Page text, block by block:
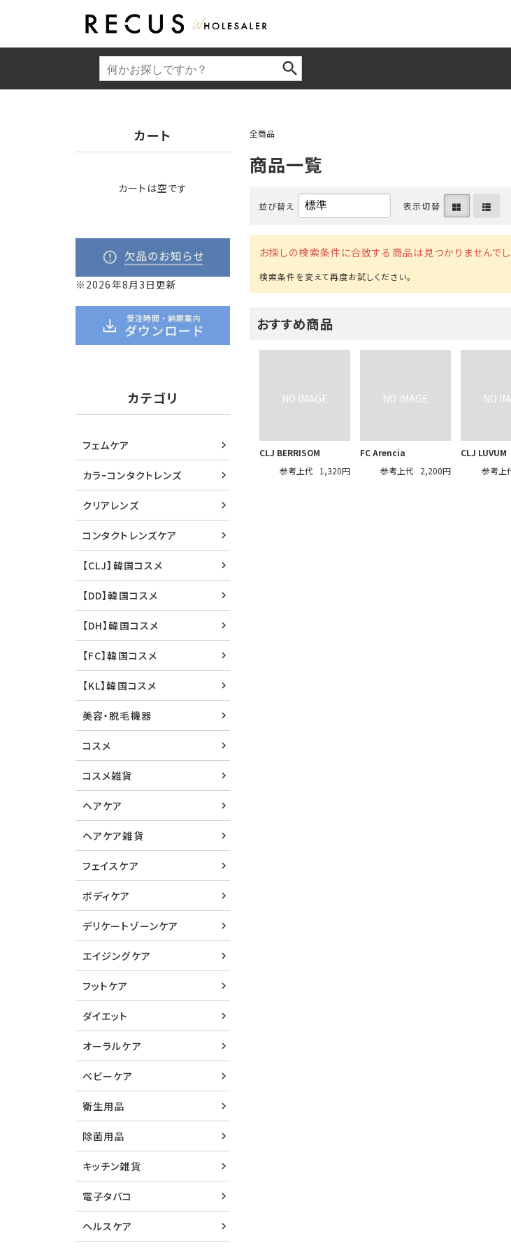
全商品
商品一覧
並び替え 表示切替
お探しの検索条件に合致する商品は見つかりませんでし
おすすめ商品
CLJ BERRISOM
参考上代
1,320円
FC Arencia
参考上代
2,200円
CLJ LUVUM
参考上
カート
カートは空です
※2026年8月3日更新
カテゴリ
フェムケア
カラｰコンタクトレンズ
クリアレンズ
コンタクトレンズケア
【CLJ】韓国コスメ
【DD】韓国コスメ
【DH】韓国コスメ
【FC】韓国コスメ
【KL】韓国コスメ
美容・脱毛機器
コスメ
コスメ雑貨
ヘアケア
ヘアケア雑貨
フェイスケア
ボディケア
デリケートゾーンケア
エイジングケア
フットケア
ダイエット
オーラルケア
ベビーケア
衛生用品
除菌用品
キッチン雑貨
電子タバコ
ヘルスケア